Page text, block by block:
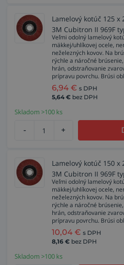
Lamelový kotúč 125
3M Cubitron II 969F
Veľmi odolný lamelový
mäkkej/uhlíkovej ocele,
neželezných kovov. Na
rýchle a náročné
hrán, odstraňovanie
prípravu povrchu. Brúsi
6,94 € s DPH
5,64 € bez DPH
Skladom >100 ks
- +
Lamelový kotúč 150
3M Cubitron II 969F
Veľmi odolný lamelový
mäkkej/uhlíkovej ocele,
neželezných kovov. Na
rýchle a náročné
hrán, odstraňovanie
prípravu povrchu. Brúsi
10,04 € s DPH
8,16 € bez DPH
Skladom >100 ks